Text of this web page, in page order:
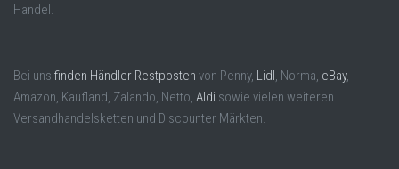
Handel.
Bei uns finden Händler Restposten von Penny, Lidl, Norma, eBay,
Amazon, Kaufland, Zalando, Netto, Aldi sowie vielen weiteren
Versandhandelsketten und Discounter Märkten.